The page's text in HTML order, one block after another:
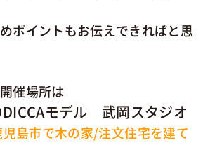
ポイントもお伝えできればと思
催場所は
モデル 武岡スタジオ
島市で木の家/注文住宅を建て